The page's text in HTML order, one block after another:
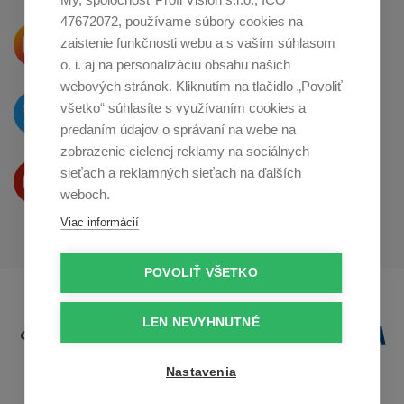
Krásne produkty si priamo hovoria
o zdieľanie naInstagrame
O novinkách píšeme
na Twitteri
Produkty Vám predstavujeme
naYoutube
47672072, používame súbory cookies na
zaistenie funkčnosti webu a s vaším súhlasom
o. i. aj na personalizáciu obsahu našich
webových stránok. Kliknutím na tlačidlo „Povoliť
všetko“ súhlasíte s využívaním cookies a
predaním údajov o správaní na webe na
zobrazenie cielenej reklamy na sociálnych
sieťach a reklamných sieťach na ďalších
weboch.
Viac informácií
POVOLIŤ VŠETKO
LEN NEVYHNUTNÉ
Nastavenia